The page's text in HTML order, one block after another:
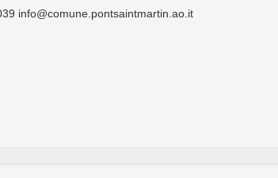
info@comune.pontsaintmartin.ao.it